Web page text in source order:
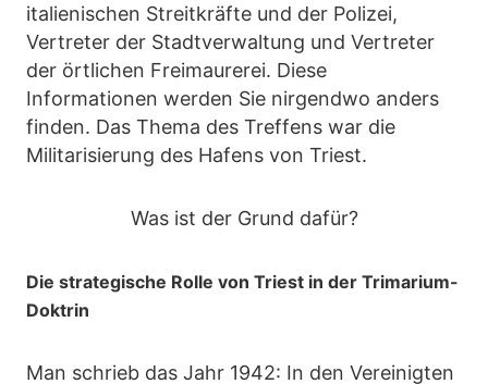
italienischen Streitkräfte und der Polizei,
Vertreter der Stadtverwaltung und Vertreter
der örtlichen Freimaurerei. Diese
Informationen werden Sie nirgendwo anders
finden. Das Thema des Treffens war die
Militarisierung des Hafens von Triest.
Was ist der Grund dafür?
Die strategische Rolle von Triest in der Trimarium-
Doktrin
Man schrieb das Jahr 1942: In den Vereinigten